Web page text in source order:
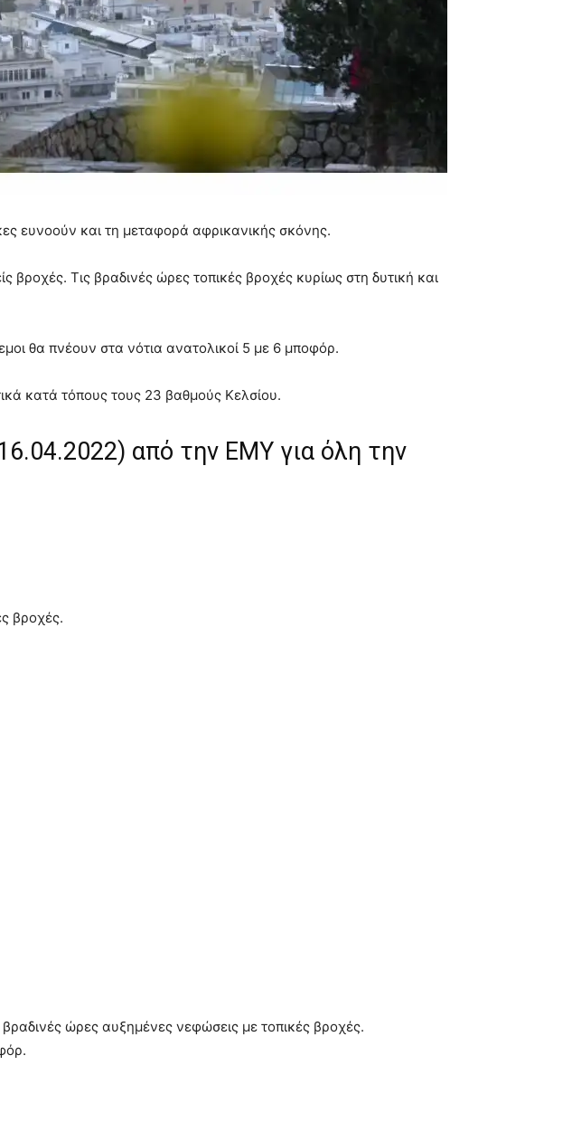
ευνοούν και τη μεταφορά αφρικανικής σκόνης.
Τις βραδινές ώρες τοπικές βροχές κυρίως στη δυτική και
θα πνέουν στα νότια ανατολικοί 5 με 6 μποφόρ.
κατά τόπους τους 23 βαθμούς Κελσίου.
από την ΕΜΥ για όλη την
βροχές.
ώρες αυξημένες νεφώσεις με τοπικές βροχές.